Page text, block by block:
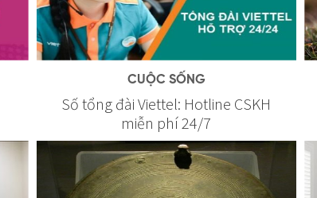
CUỘC SỐNG
Số tổng đài Viettel: Hotline CSKH
miễn phí 24/7